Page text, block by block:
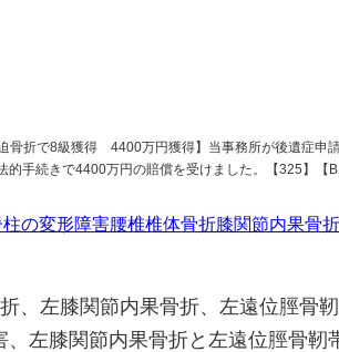
骨折で8級獲得 4400万円獲得】当事務所が後遺症申
手続きで4400万円の賠償を受けました。【325】【
柱の変形障害腰椎椎体骨折膝関節内果骨折
膝関節内果骨折、左遠位脛骨靭
左膝関節内果骨折と左遠位脛骨靭